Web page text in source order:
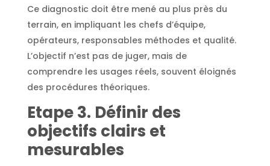
Ce diagnostic doit être mené au plus près du
terrain, en impliquant les chefs d’équipe,
opérateurs, responsables méthodes et qualité.
L’objectif n’est pas de juger, mais de
comprendre les usages réels, souvent éloignés
des procédures théoriques.
Etape 3. Définir des
objectifs clairs et
mesurables